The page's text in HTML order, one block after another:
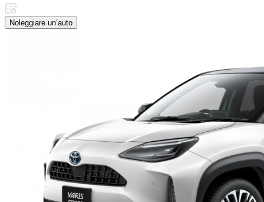
Noleggiare un’auto